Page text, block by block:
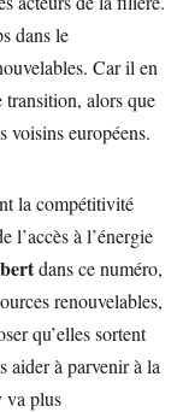
dans le
Car il en
transition, alors que
voisins européens.
la compétitivité
l’accès à l’énergie
dans ce numéro,
renouvelables,
qu’elles sortent
aider à parvenir à la
va plus